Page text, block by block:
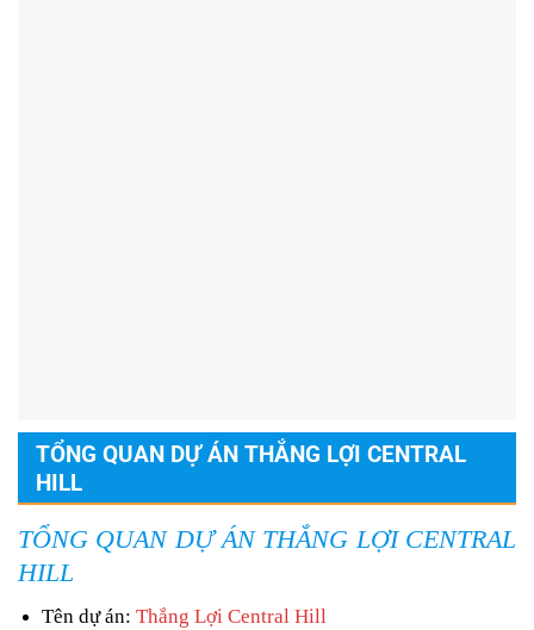
TỔNG QUAN DỰ ÁN THẮNG LỢI CENTRAL
HILL
TỔNG QUAN DỰ ÁN THẮNG LỢI CENTRAL
HILL
Tên dự án: Thắng Lợi Central Hill